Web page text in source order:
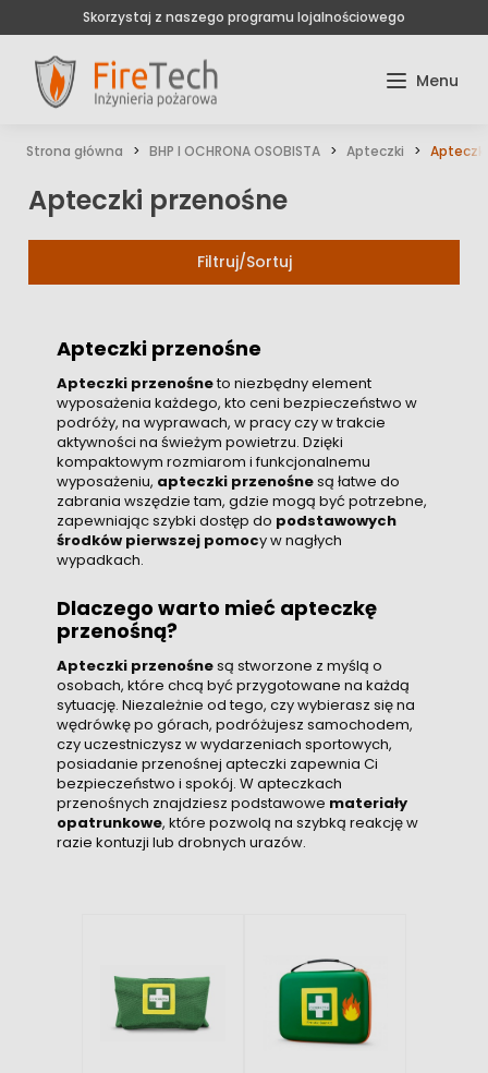
Skorzystaj z naszego programu lojalnościowego
Strona główna BHP I OCHRONA OSOBISTA Apteczki
Apteczki przenośne
Filtruj/Sortuj
Apteczki przenośne
Apteczki przenośneto niezbędny element
wyposażenia każdego, kto ceni bezpieczeństwo w
podróży, na wyprawach, w pracy czy w trakcie
aktywności na świeżym powietrzu. Dzięki
kompaktowym rozmiarom i funkcjonalnemu
wyposażeniu, apteczki przenośnesą łatwe do
zabrania wszędzie tam, gdzie mogą być potrzebne,
zapewniając szybki dostęp do podstawowych
środków pierwszej pomocy w nagłych
wypadkach.
Dlaczego warto mieć apteczkę
przenośną?
Apteczki przenośnesą stworzone z myślą o
osobach, które chcą być przygotowane na każdą
sytuację. Niezależnie od tego, czy wybierasz się na
wędrówkę po górach, podróżujesz samochodem,
czy uczestniczysz w wydarzeniach sportowych,
posiadanie przenośnej apteczki zapewnia Ci
bezpieczeństwo i spokój. W apteczkach
przenośnych znajdziesz podstawowe materiały
opatrunkowe, które pozwolą na szybką reakcję w
razie kontuzji lub drobnych urazów.